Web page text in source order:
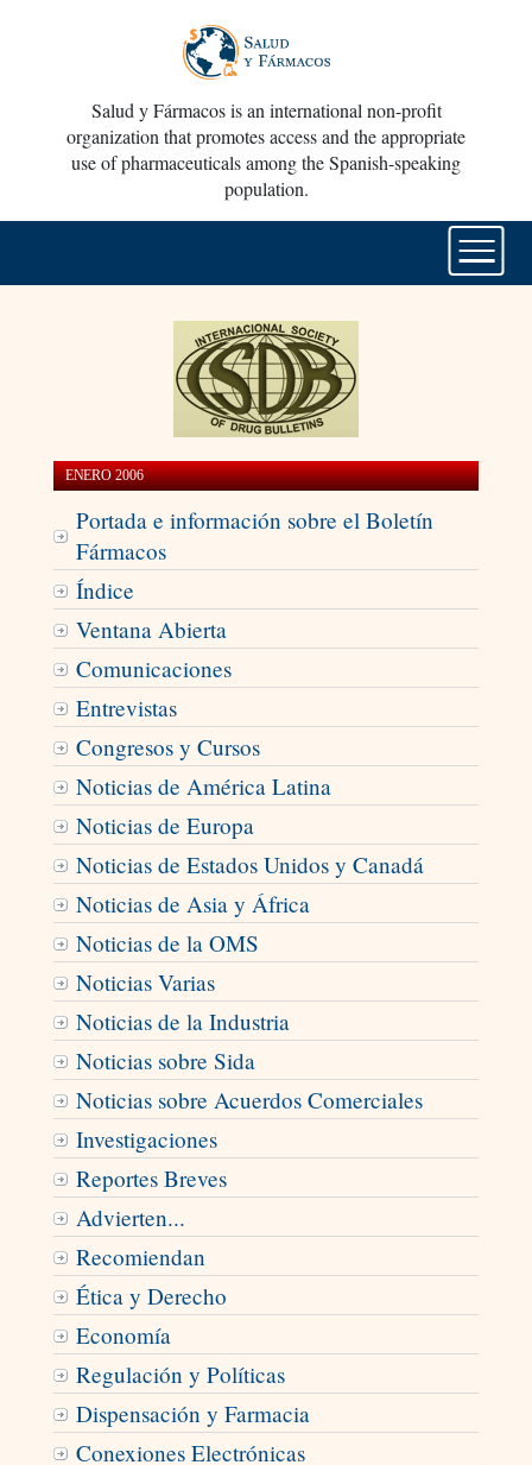
Salud y Fármacos is an international non-profit
organization that promotes access and the appropriate
use of pharmaceuticals among the Spanish-speaking
population.
ENERO 2006
Portada e información sobre el Boletín
Fármacos
Índice
Ventana Abierta
Comunicaciones
Entrevistas
Congresos y Cursos
Noticias de América Latina
Noticias de Europa
Noticias de Estados Unidos y Canadá
Noticias de Asia y África
Noticias de la OMS
Noticias Varias
Noticias de la Industria
Noticias sobre Sida
Noticias sobre Acuerdos Comerciales
Investigaciones
Reportes Breves
Advierten...
Recomiendan
Ética y Derecho
Economía
Regulación y Políticas
Dispensación y Farmacia
Conexiones Electrónicas